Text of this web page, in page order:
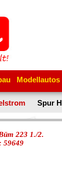
Modellautos
Spur
223 1./2.
59649